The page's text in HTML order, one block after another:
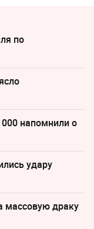
по
напомнили о
удару
массовую драку